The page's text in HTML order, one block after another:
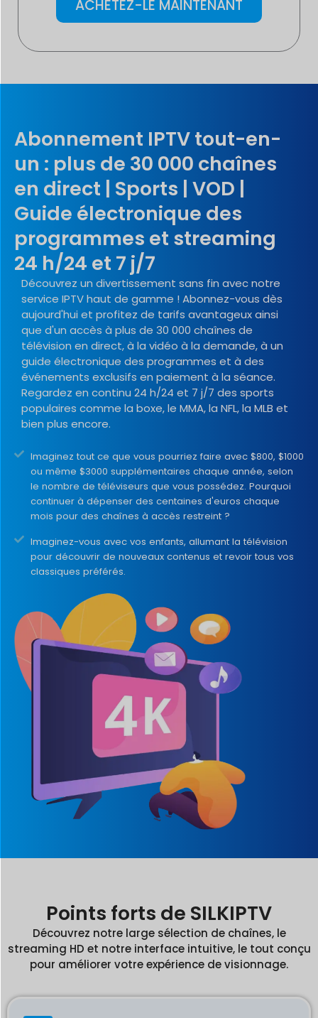
ACHETEZ-LE MAINTENANT
Abonnement IPTV tout-en-
un : plus de 30 000 chaînes
en direct | Sports | VOD |
Guide électronique des
programmes et streaming
24 h/24 et 7 j/7
Découvrez un divertissement sans fin avec notre
service IPTV haut de gamme ! Abonnez-vous dès
aujourd'hui et profitez de tarifs avantageux ainsi
que d'un accès à plus de 30 000 chaînes de
télévision en direct, à la vidéo à la demande, à un
guide électronique des programmes et à des
événements exclusifs en paiement à la séance.
Regardez en continu 24 h/24 et 7 j/7 des sports
populaires comme la boxe, le MMA, la NFL, la MLB et
bien plus encore.
Imaginez tout ce que vous pourriez faire avec $800, $1000
ou même $3000 supplémentaires chaque année, selon
le nombre de téléviseurs que vous possédez. Pourquoi
continuer à dépenser des centaines d'euros chaque
mois pour des chaînes à accès restreint ?
Imaginez-vous avec vos enfants, allumant la télévision
pour découvrir de nouveaux contenus et revoir tous vos
classiques préférés.
Points forts de SILKIPTV
Découvrez notre large sélection de chaînes, le
streaming HD et notre interface intuitive, le tout conçu
pour améliorer votre expérience de visionnage.